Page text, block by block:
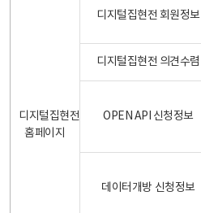
디지털집현전
홈페이지
디지털집현전 회원정보
디지털집현전 의견수렴
OPEN API 신청정보
데이터개방 신청정보